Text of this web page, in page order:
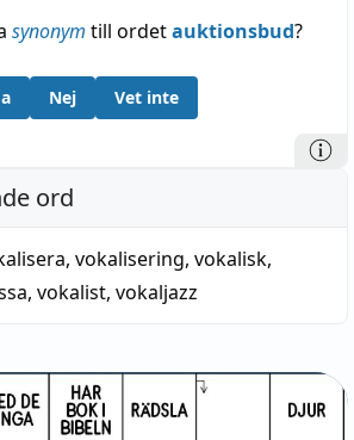
synonym till ordetauktionsbud?
Nej Vet inte
ord
, vokalisering, vokalisk,
, vokalist, vokaljazz